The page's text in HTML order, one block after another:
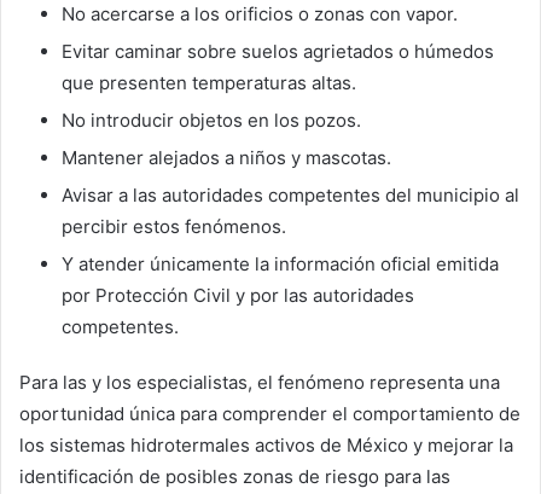
No acercarse a los orificios o zonas con vapor.
Evitar caminar sobre suelos agrietados o húmedos
que presenten temperaturas altas.
No introducir objetos en los pozos.
Mantener alejados a niños y mascotas.
Avisar a las autoridades competentes del municipio al
percibir estos fenómenos.
Y atender únicamente la información oficial emitida
por Protección Civil y por las autoridades
competentes.
Para las y los especialistas, el fenómeno representa una
oportunidad única para comprender el comportamiento de
los sistemas hidrotermales activos de México y mejorar la
identificación de posibles zonas de riesgo para las